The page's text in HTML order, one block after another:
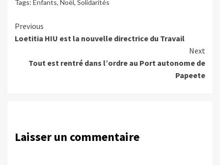
Tags: Enfants, Noël, Solidarités
Continue
Reading
Previous
Loetitia HIU est la nouvelle directrice du Travail
Next
Tout est rentré dans l’ordre au Port autonome de
Papeete
Laisser un commentaire